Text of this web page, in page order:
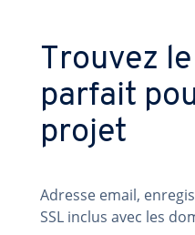
Trouvez
parfait
projet
Adresse email,
SSL inclus avec les